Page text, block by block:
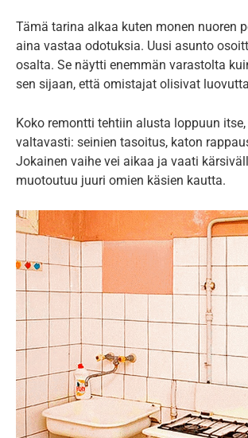
Tämä tarina alkaa kuten monen nuoren
aina vastaa odotuksia. Uusi asunto
osalta. Se näytti enemmän varastolta
sen sijaan, että omistajat olisivat
Koko remontti tehtiin alusta loppuun
valtavasti: seinien tasoitus, katon
Jokainen vaihe vei aikaa ja vaati
muotoutuu juuri omien käsien kautta.